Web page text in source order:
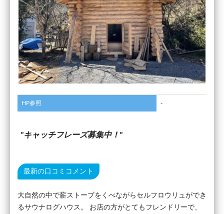
HP参照 -
キャッチフレーズ募集中！
最新の口コミコメント
大自然の中で薪ストーブをくべながらセルフロウリュができ
るサウナログハウス。 お店の方がとてもフレンドリーで、